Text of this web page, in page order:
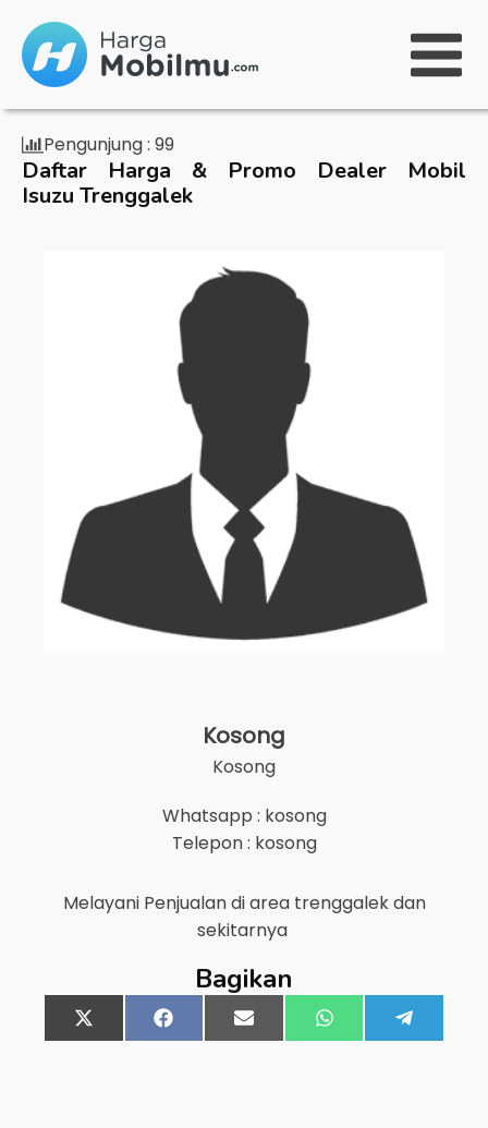
Pengunjung : 99
Daftar Harga & Promo Dealer Mobil
Isuzu Trenggalek
Kosong
Kosong
Whatsapp : kosong
Telepon : kosong
Melayani Penjualan di area trenggalekdan
sekitarnya
Bagikan
Share
on
X
(Twitter)
Share
on
FacebookShare
on
Email Share
on
WhatsApp
on